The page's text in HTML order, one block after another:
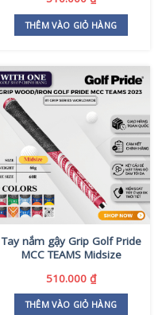
THÊM VÀO GIỎ HÀNG
Tay nắm gậy Grip Golf Pride
MCC TEAMS Midsize
510.000 ₫
THÊM VÀO GIỎ HÀNG